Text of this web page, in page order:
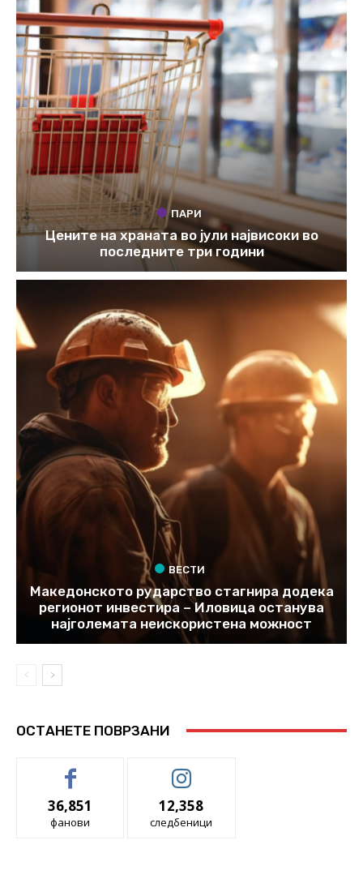
ПАРИ
Цените на храната во јули највисоки во
последните три години
ВЕСТИ
Македонското рударство стагнира додека
регионот инвестира – Иловица останува
најголемата неискористена можност
ОСТАНЕТЕ ПОВРЗАНИ
36,851
фанови
12,358
следбеници